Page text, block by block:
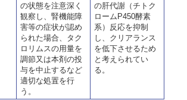
の状態を注意深く
観察し、腎機能障
害等の症状が認め
られた場合、タク
ロリムスの用量を
調節又は本剤の投
与を中止するなど
適切な処置を行
う。
の肝代謝（チトク
ロームP450酵素
系）反応を抑制
し、クリアランス
を低下させるため
と考えられてい
る。